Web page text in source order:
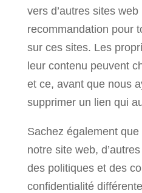
vers d’autres sites
recommandation pour
sur ces sites. Les
leur contenu peuvent
et ce, avant que nous
supprimer un lien qui
Sachez également
notre site web,
des politiques et des
confidentialité